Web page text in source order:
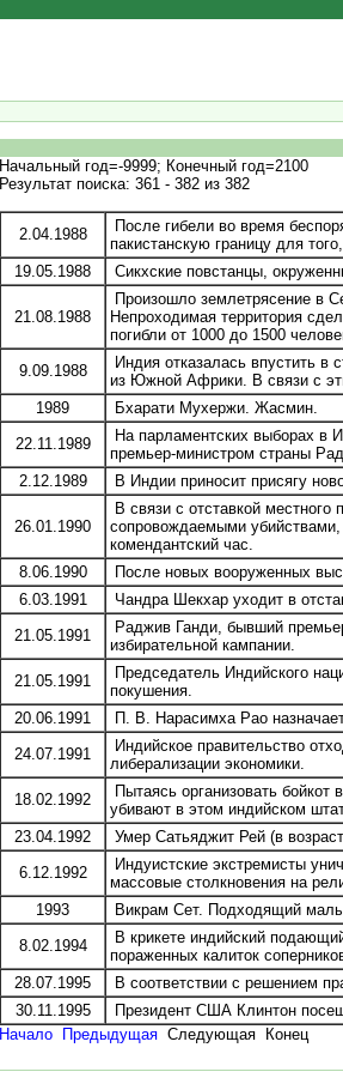
Начальный год=-9999; Конечный год=2100
Результат поиска: 361 - 382 из 382
2.04.1988
После гибели во время
пакистанскую границу для
19.05.1988
Сикхские повстанцы,
21.08.1988
Произошло землетрясение в
Непроходимая территория
погибли от 1000 до 1500
9.09.1988
Индия отказалась впустить в
из Южной Африки. В связи с
1989
Бхарати Мухержи. Жасмин.
22.11.1989
На парламентских выборах в
премьер-министром страны
2.12.1989
В Индии приносит присягу
26.01.1990
В связи с отставкой
сопровождаемыми
комендантский час.
8.06.1990
После новых вооруженных
6.03.1991
Чандра Шекхар уходит в
21.05.1991
Раджив Ганди, бывший
избирательной кампании.
21.05.1991
Председатель Индийского
покушения.
20.06.1991
П. В. Нарасимха Рао
24.07.1991
Индийское правительство
либерализации экономики.
18.02.1992
Пытаясь организовать
убивают в этом индийском
23.04.1992
Умер Сатьяджит Рей (в
6.12.1992
Индуистские экстремисты
массовые столкновения на
1993
Викрам Сет. Подходящий
8.02.1994
В крикете индийский
пораженных калиток
28.07.1995
В соответствии с решением
30.11.1995
Президент США Клинтон
Начало
Предыдущая Следующая Конец